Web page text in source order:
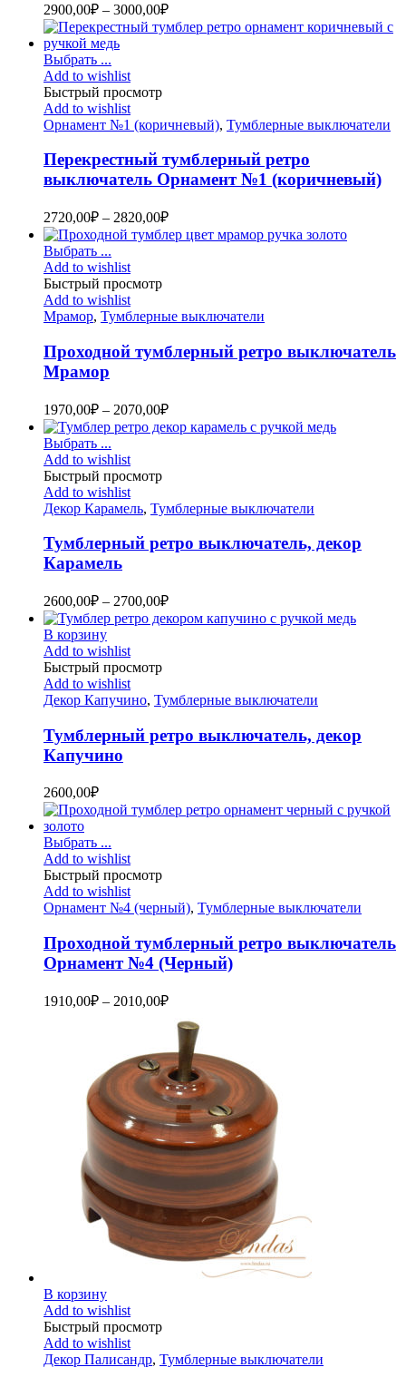
2900,00₽ – 3000,00₽
Выбрать ...
Add to wishlist
Быстрый просмотр
Add to wishlist
Орнамент №1 (коричневый), Тумблерные выключатели
Перекрестный тумблерный ретро
выключатель Орнамент №1 (коричневый)
2720,00₽ – 2820,00₽
Выбрать ...
Add to wishlist
Быстрый просмотр
Add to wishlist
Мрамор, Тумблерные выключатели
Проходной тумблерный ретро выключатель
Мрамор
1970,00₽ – 2070,00₽
Выбрать ...
Add to wishlist
Быстрый просмотр
Add to wishlist
Декор Карамель, Тумблерные выключатели
Тумблерный ретро выключатель, декор
Карамель
2600,00₽ – 2700,00₽
В корзину
Add to wishlist
Быстрый просмотр
Add to wishlist
Декор Капучино, Тумблерные выключатели
Тумблерный ретро выключатель, декор
Капучино
2600,00₽
Выбрать ...
Add to wishlist
Быстрый просмотр
Add to wishlist
Орнамент №4 (черный), Тумблерные выключатели
Проходной тумблерный ретро выключатель
Орнамент №4 (Черный)
1910,00₽ – 2010,00₽
В корзину
Add to wishlist
Быстрый просмотр
Add to wishlist
Декор Палисандр, Тумблерные выключатели